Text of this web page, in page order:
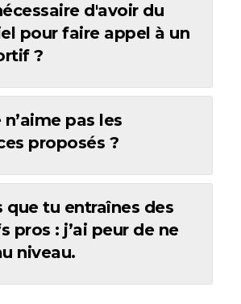
d'avoir du
pour faire appel à un
?
n’aime pas les
proposés ?
que tu entraînes des
pros : j’ai peur de ne
niveau.